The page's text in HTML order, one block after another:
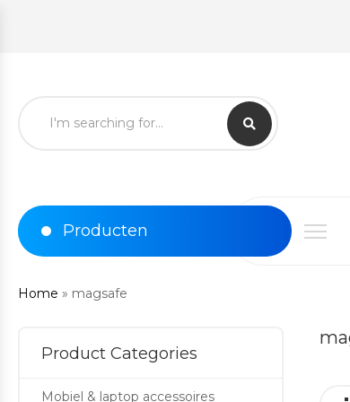
Producten
Home » magsafe
Product Categories
Mobiel & laptop accessoires